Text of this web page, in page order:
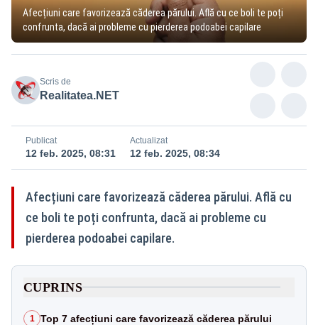
Afecțiuni care favorizează căderea părului. Află cu ce boli te poți
confrunta, dacă ai probleme cu pierderea podoabei capilare
Scris de
Realitatea.NET
Publicat
12 feb. 2025, 08:31
Actualizat
12 feb. 2025, 08:34
Afecțiuni care favorizează căderea părului. Află cu
ce boli te poți confrunta, dacă ai probleme cu
pierderea podoabei capilare.
CUPRINS
1 Top 7 afecțiuni care favorizează căderea părului